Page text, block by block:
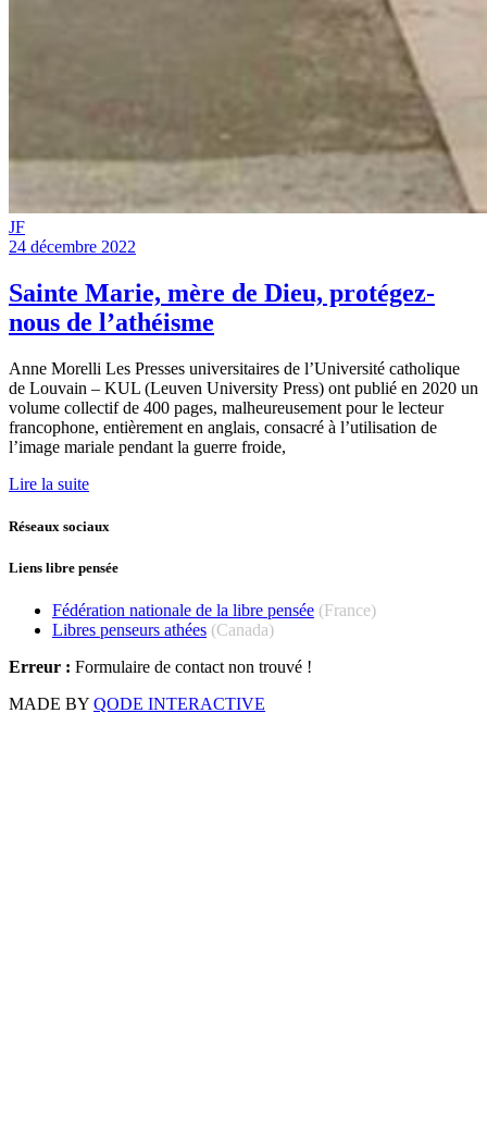
JF
24 décembre 2022
Sainte Marie, mère de Dieu, protégez-
nous de l’athéisme
Anne Morelli Les Presses universitaires de l’Université catholique
de Louvain – KUL (Leuven University Press) ont publié en 2020 un
volume collectif de 400 pages, malheureusement pour le lecteur
francophone, entièrement en anglais, consacré à l’utilisation de
l’image mariale pendant la guerre froide,
Lire la suite
Réseaux sociaux
Liens libre pensée
Fédération nationale de la libre pensée (France)
Libres penseurs athées (Canada)
Erreur : Formulaire de contact non trouvé !
MADE BY QODE INTERACTIVE